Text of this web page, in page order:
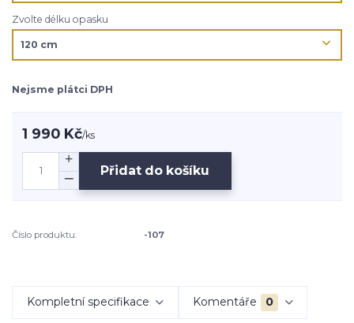
Zvolte délku opasku
Nejsme plátci DPH
1 990 Kč/ks
Přidat do košíku
Číslo produktu: -107
Kompletní specifikace Komentáře 0